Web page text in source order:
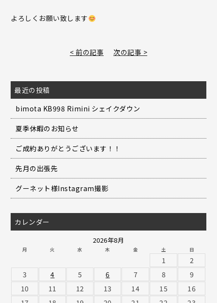
よろしくお願い致します
< 前の記事 次の記事 >
最近の投稿
bimota KB998 Rimini シェイクダウン
夏季休暇のお知らせ
ご成約ありがとうございます！！
先月の出張先
グーネット様Instagram撮影
カレンダー
2026年8月
月 火 水 木 金 土 日
1
2
3
4 5 6 7 8
9
10
11 12 13 14 15
16